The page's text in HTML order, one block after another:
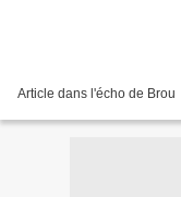
Article dans l'écho de Brou